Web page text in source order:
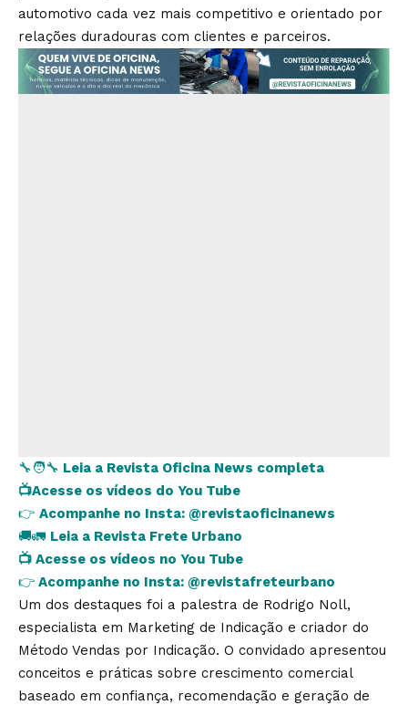
automotivo cada vez mais competitivo e orientado por
relações duradouras com clientes e parceiros.
🔧🧑‍🔧 Leia a Revista Oficina News completa
📺Acesse os vídeos do You Tube
👉 Acompanhe no Insta: @revistaoficinanews
🚚🚛 Leia a Revista Frete Urbano
📺 Acesse os vídeos no You Tube
👉 Acompanhe no Insta: @revistafreteurbano
Um dos destaques foi a palestra de Rodrigo Noll,
especialista em Marketing de Indicação e criador do
Método Vendas por Indicação. O convidado apresentou
conceitos e práticas sobre crescimento comercial
baseado em confiança, recomendação e geração de